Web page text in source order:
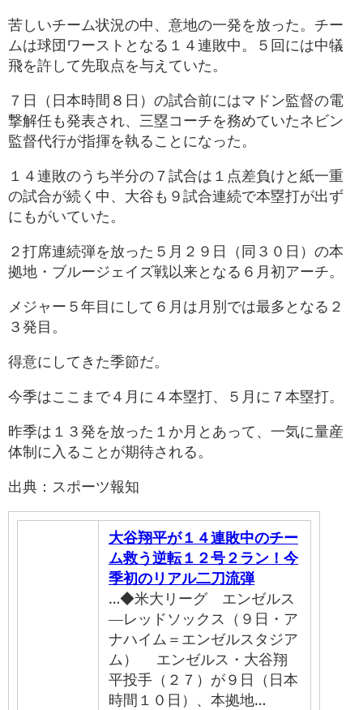
苦しいチーム状況の中、意地の一発を放った。チー
ムは球団ワーストとなる１４連敗中。５回には中犠
飛を許して先取点を与えていた。
７日（日本時間８日）の試合前にはマドン監督の電
撃解任も発表され、三塁コーチを務めていたネビン
監督代行が指揮を執ることになった。
１４連敗のうち半分の７試合は１点差負けと紙一重
の試合が続く中、大谷も９試合連続で本塁打が出ず
にもがいていた。
２打席連続弾を放った５月２９日（同３０日）の本
拠地・ブルージェイズ戦以来となる６月初アーチ。
メジャー５年目にして６月は月別では最多となる２
３発目。
得意にしてきた季節だ。
今季はここまで４月に４本塁打、５月に７本塁打。
昨季は１３発を放った１か月とあって、一気に量産
体制に入ることが期待される。
出典：スポーツ報知
大谷翔平が１４連敗中のチー
ム救う逆転１２号２ラン！今
季初のリアル二刀流弾
…◆米大リーグ エンゼルス
―レッドソックス（９日・ア
ナハイム＝エンゼルスタジア
ム） エンゼルス・大谷翔
平投手（２７）が９日（日本
時間１０日）、本拠地…